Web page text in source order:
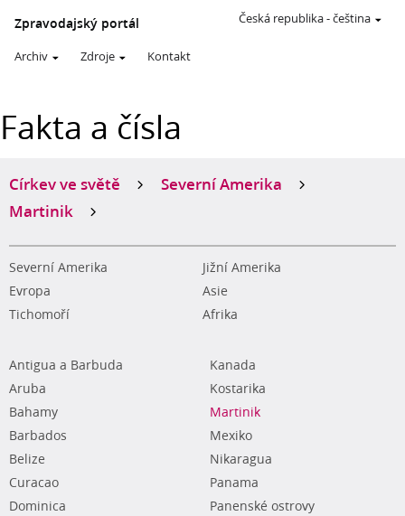
Zpravodajský portál
Archiv Zdroje Kontakt
Česká republika-čeština
Fakta a čísla
Církev ve světě
Severní Amerika
Martinik
Severní Amerika
Jižní Amerika
Evropa
Asie
Tichomoří
Afrika
Antigua a Barbuda
Aruba
Bahamy
Barbados
Belize
Curacao
Dominica
Kanada
Kostarika
Martinik
Mexiko
Nikaragua
Panama
Panenské ostrovy